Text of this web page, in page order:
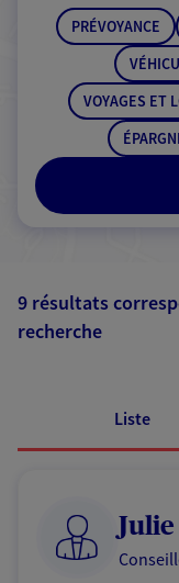
PRÉVOYANCE
VOYAGES ET
9 résultats
recherche
Liste